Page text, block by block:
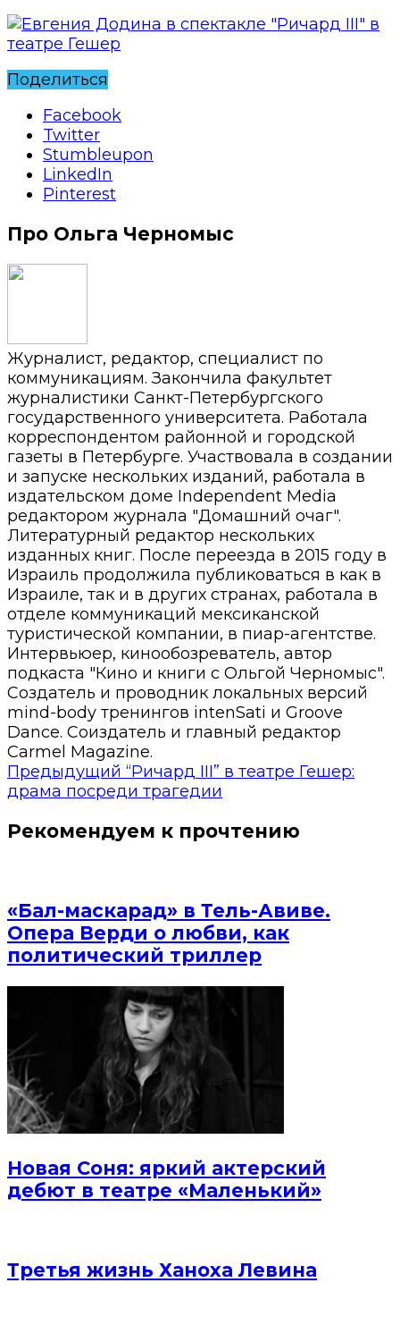
Поделиться
Facebook
Twitter
Stumbleupon
LinkedIn
Pinterest
Про Ольга Черномыс
Журналист, редактор, специалист по
коммуникациям. Закончила факультет
журналистики Санкт-Петербургского
государственного университета. Работала
корреспондентом районной и городской
газеты в Петербурге. Участвовала в создании
и запуске нескольких изданий, работала в
издательском доме Independent Media
редактором журнала "Домашний очаг".
Литературный редактор нескольких
изданных книг. После переезда в 2015 году в
Израиль продолжила публиковаться в как в
Израиле, так и в других странах, работала в
отделе коммуникаций мексиканской
туристической компании, в пиар-агентстве.
Интервьюер, кинообозреватель, автор
подкаста "Кино и книги с Ольгой Черномыс".
Создатель и проводник локальных версий
mind-body тренингов intenSati и Groove
Dance. Соиздатель и главный редактор
Carmel Magazine.
Предыдущий “Ричард III” в театре Гешер:
драма посреди трагедии
Рекомендуем к прочтению
«Бал-маскарад» в Тель-Авиве.
Опера Верди о любви, как
политический триллер
Новая Соня: яркий актерский
дебют в театре «Маленький»
Третья жизнь Ханоха Левина